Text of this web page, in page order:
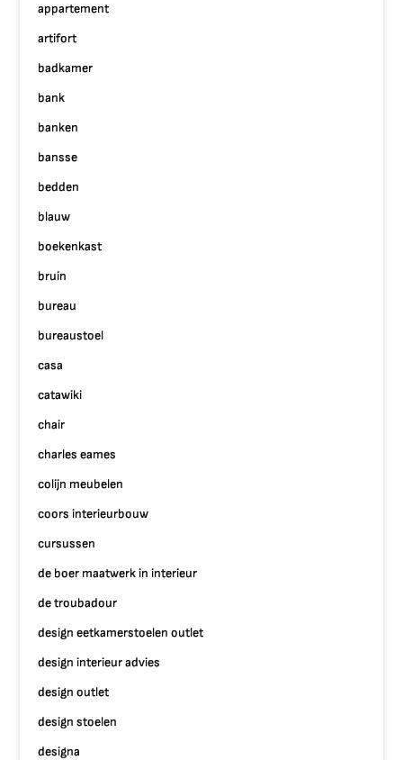
appartement
artifort
badkamer
bank
banken
bansse
bedden
blauw
boekenkast
bruin
bureau
bureaustoel
casa
catawiki
chair
charles eames
colijn meubelen
coors interieurbouw
cursussen
de boer maatwerk in interieur
de troubadour
design eetkamerstoelen outlet
design interieur advies
design outlet
design stoelen
designa